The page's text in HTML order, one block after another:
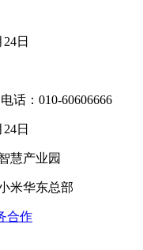
日
话：010-60606666
日
慧产业园
米华东总部
合作